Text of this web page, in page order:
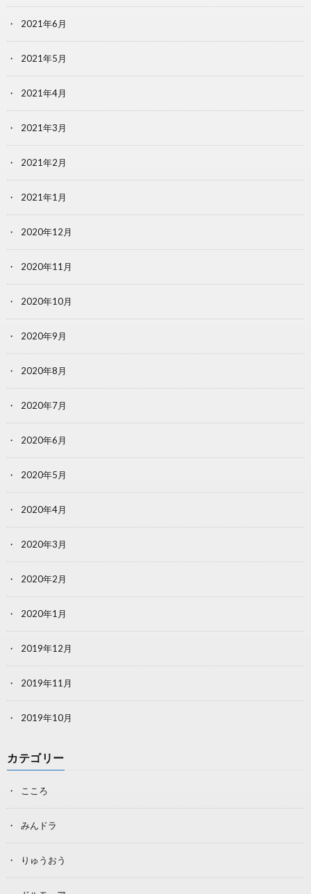
2021年6月
2021年5月
2021年4月
2021年3月
2021年2月
2021年1月
2020年12月
2020年11月
2020年10月
2020年9月
2020年8月
2020年7月
2020年6月
2020年5月
2020年4月
2020年3月
2020年2月
2020年1月
2019年12月
2019年11月
2019年10月
カテゴリー
こころ
みんドラ
りゅうおう